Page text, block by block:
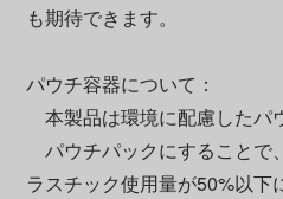
も期待できます。
パウチ容器について：
本製品は環境に配慮したパ
パウチパックにすることで
ラスチック使用量が50%以下